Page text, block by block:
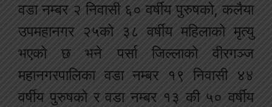
वडा नम्बर २ निवासी ६० वर्षीय पुरुषको, कलैया
उपमहानगर २५को ३८ वर्षीय महिलाको मृत्यु
भएको छ भने पर्सा जिल्लाको वीरगञ्ज
महानगरपालिका वडा नम्बर १९ निवासी ४४
वर्षीय पुरुषको र वडा नम्बर १३ की ५० वर्षीय